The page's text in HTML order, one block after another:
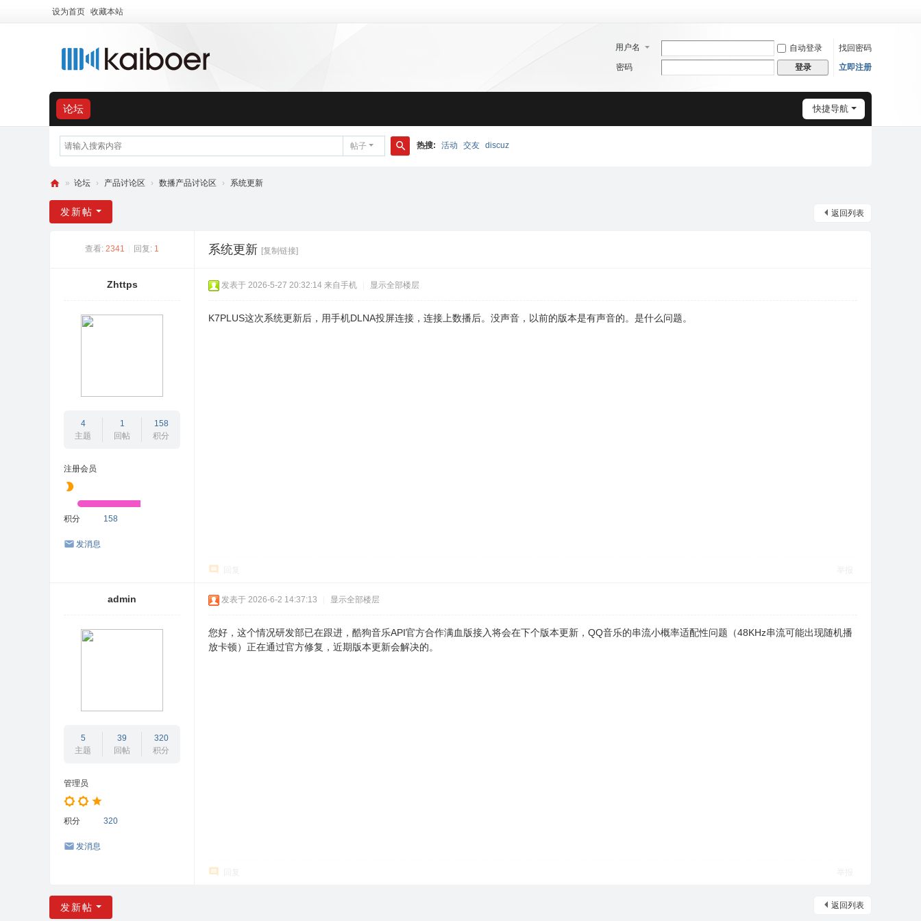
设为首页 收藏本站
用户名 自动登录
找回密码
密码
登录 立即注册
快捷导航
论坛
帖子 热搜: 活动 交友 discuz
开
博
» 论坛 › 产品讨论区 › 数播产品讨论区 › 系统更新
返回列表
发新帖
查看: 2341 回复: 1 系统更新 [复制链接]
Zhttps
4
主题
1
回帖
158
积分
注册会员
积分 158
发消息
发表于 2026-5-27 20:32:14 来自手机 显示全部楼层
K7PLUS这次系统更新后，用手机DLNA投屏连接，连接上数播后。没声音，以前的版本是有声音的。是什么问题。
admin
5
主题
39
回帖
320
积分
管理员
积分 320
发消息
发表于 2026-6-2 14:37:13 显示全部楼层
您好，这个情况研发部已在跟进，酷狗音乐API官方合作满血版接入将会在下个版本更新，QQ音乐的串流小概率适配性问题（48KHz串流可能出现随机播
放卡顿）正在通过官方修复，近期版本更新会解决的。
返回列表
发新帖